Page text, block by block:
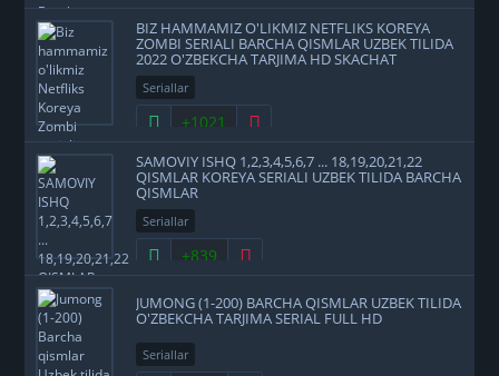
BIZ HAMMAMIZ O'LIKMIZ NETFLIKS KOREYA
ZOMBI SERIALI BARCHA QISMLAR UZBEK TILIDA
2022 O'ZBEKCHA TARJIMA HD SKACHAT
Seriallar
+1021
SAMOVIY ISHQ 1,2,3,4,5,6,7 ... 18,19,20,21,22
QISMLAR KOREYA SERIALI UZBEK TILIDA BARCHA
QISMLAR
Seriallar
+839
JUMONG (1-200) BARCHA QISMLAR UZBEK TILIDA
O'ZBEKCHA TARJIMA SERIAL FULL HD
Seriallar